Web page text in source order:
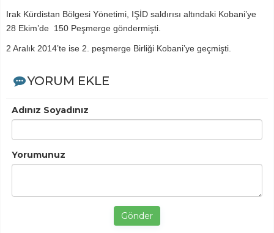
Irak Kürdistan Bölgesi Yönetimi, IŞİD saldırısı altındaki Kobani’ye
28 Ekim’de 150 Peşmerge göndermişti.
2 Aralık 2014’te ise 2. peşmerge Birliği Kobani’ye geçmişti.
YORUM EKLE
Adınız Soyadınız
Yorumunuz
Gönder